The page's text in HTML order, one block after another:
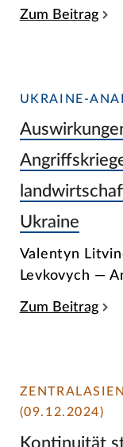
Zum Beitrag
UKRAINE-
Ukraine
Valentyn
Levkovych —
Zum Beitrag
(09.12.2024)
Kontinuität